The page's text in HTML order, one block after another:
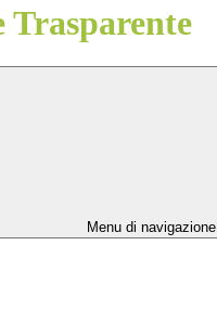
Menu di navigazione